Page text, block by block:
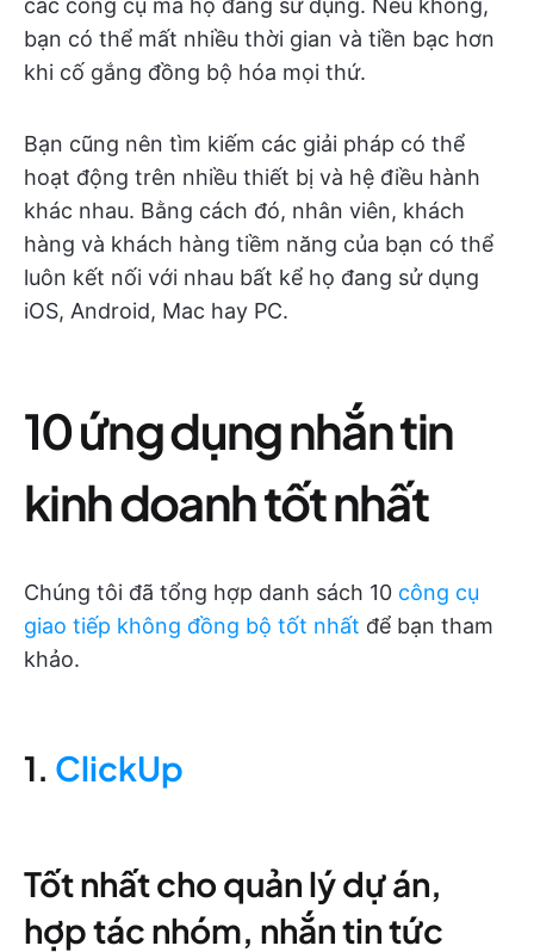
các công cụ mà họ đang sử dụng. Nếu không,
bạn có thể mất nhiều thời gian và tiền bạc hơn
khi cố gắng đồng bộ hóa mọi thứ.
Bạn cũng nên tìm kiếm các giải pháp có thể
hoạt động trên nhiều thiết bị và hệ điều hành
khác nhau. Bằng cách đó, nhân viên, khách
hàng và khách hàng tiềm năng của bạn có thể
luôn kết nối với nhau bất kể họ đang sử dụng
iOS, Android, Mac hay PC.
10 ứng dụng nhắn tin
kinh doanh tốt nhất
Chúng tôi đã tổng hợp danh sách 10 công cụ
giao tiếp không đồng bộ tốt nhất để bạn tham
khảo.
1. ClickUp
Tốt nhất cho quản lý dự án,
hợp tác nhóm, nhắn tin tức